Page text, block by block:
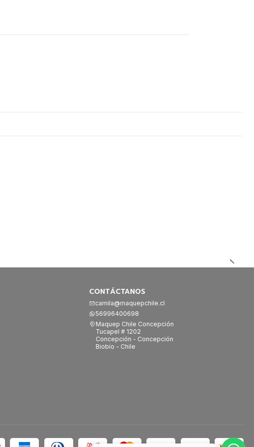
CONTÁCTANOS
camila@maquepchile.cl
56996400698
Maquep Chile Concepción
Tucapel # 1202
Concepción - Concepción
Biobío - Chile